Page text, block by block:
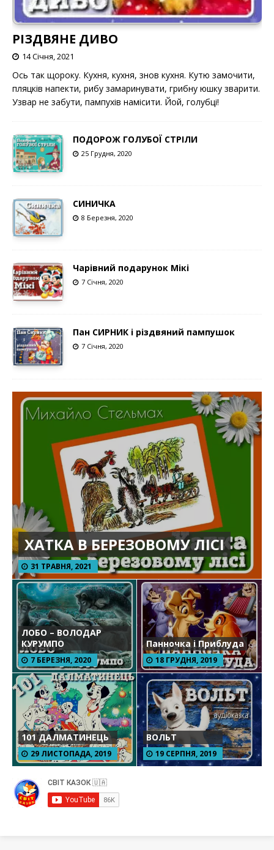
РІЗДВЯНЕ ДИВО
14 Січня, 2021
Ось так щороку. Кухня, кухня, знов кухня. Кутю замочити,
пляцків напекти, рибу замаринувати, грибну юшку зварити.
Узвар не забути, пампухів намісити. Йой, голубці!
ПОДОРОЖ ГОЛУБОЇ СТРІЛИ
25 Грудня, 2020
СИНИЧКА
8 Березня, 2020
Чарівний подарунок Мікі
7 Січня, 2020
Пан СИРНИК і різдвяний пампушок
7 Січня, 2020
ХАТКА В БЕРЕЗОВОМУ ЛІСІ
31 ТРАВНЯ, 2021
ЛОБО – ВОЛОДАР
КУРУМПО
7 БЕРЕЗНЯ, 2020
Панночка і Приблуда
18 ГРУДНЯ, 2019
101 ДАЛМАТИНЕЦЬ
29 ЛИСТОПАДА, 2019
ВОЛЬТ
19 СЕРПНЯ, 2019